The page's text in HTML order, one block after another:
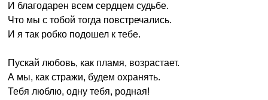
И благодарен всем сердцем судьбе.
Что мы с тобой тогда повстречались.
И я так робко подошел к тебе.
Пускай любовь, как пламя, возрастает.
А мы, как стражи, будем охранять.
Тебя люблю, одну тебя, родная!